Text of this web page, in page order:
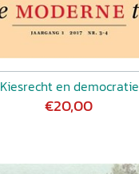
Kiesrecht en democratie
€20,00